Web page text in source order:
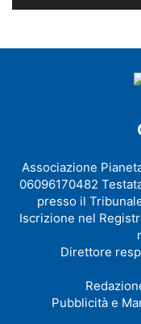
Associazione
06096170482
presso il
Iscrizione nel
Direttore
Pubblicità e